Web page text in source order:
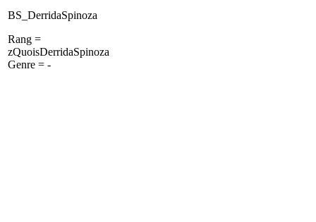
BS_DerridaSpinoza
Rang =
zQuoisDerridaSpinoza
Genre = -